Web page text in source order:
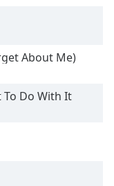
About Me)
To Do With It